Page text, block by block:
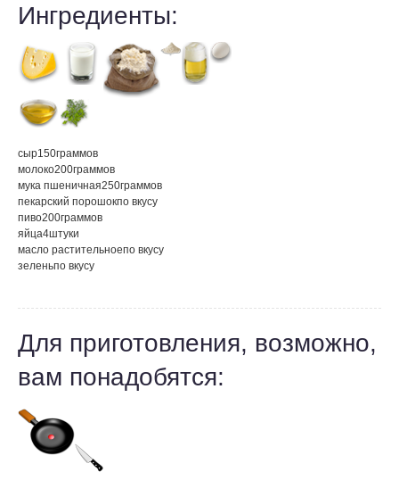
Ингредиенты:
сыр150граммов
молоко200граммов
мука пшеничная250граммов
пекарский порошокпо вкусу
пиво200граммов
яйца4штуки
масло растительноепо вкусу
зеленьпо вкусу
Для приготовления, возможно,
вам понадобятся: